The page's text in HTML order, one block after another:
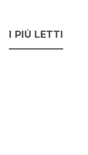
I PIÙ LETTI